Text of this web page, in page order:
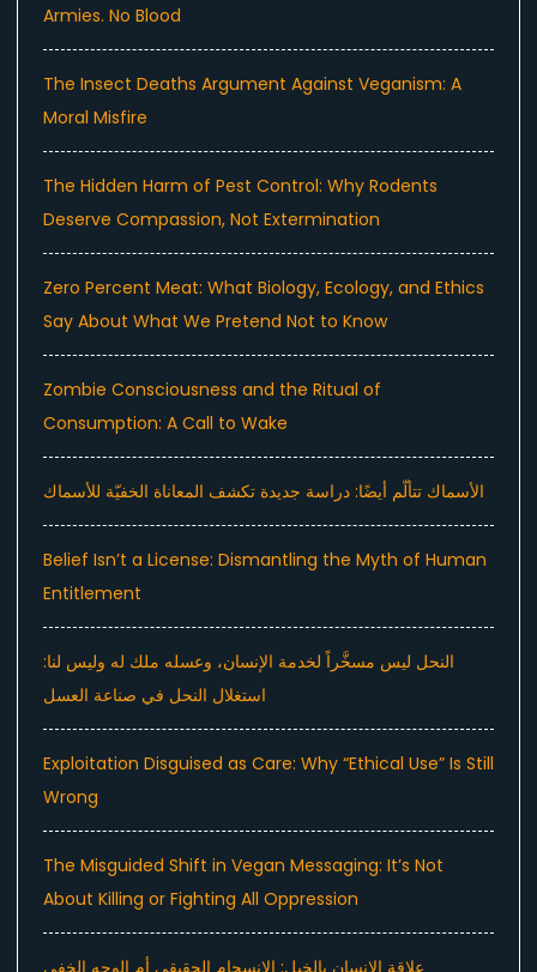
Armies. No Blood
The Insect Deaths Argument Against Veganism: A
Moral Misfire
The Hidden Harm of Pest Control: Why Rodents
Deserve Compassion, Not Extermination
Zero Percent Meat: What Biology, Ecology, and Ethics
Say About What We Pretend Not to Know
Zombie Consciousness and the Ritual of
Consumption: A Call to Wake
الأسماك تتألّم أيضًا: دراسة جديدة تكشف المعاناة الخفيّة للأسماك
Belief Isn’t a License: Dismantling the Myth of Human
Entitlement
النحل ليس مسخَّراً لخدمة الإنسان، وعسله ملك له وليس لنا:
استغلال النحل في صناعة العسل
Exploitation Disguised as Care: Why “Ethical Use” Is Still
Wrong
The Misguided Shift in Vegan Messaging: It’s Not
About Killing or Fighting All Oppression
علاقة الإنسان بالخيل: الانسجام الحقيقي أم الوجه الخفي